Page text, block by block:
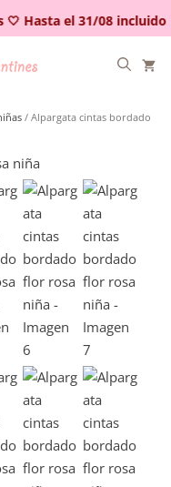
🤍 Hasta el 31/08 incluido
/ Alpargata cintas bordado